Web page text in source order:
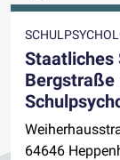
Staatliches
Bergstraße
64646